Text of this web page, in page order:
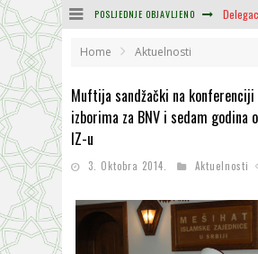
POSLJEDNJE OBJAVLJENO
Home Aktuelnosti
Muftija sandžački na konferenciji
izborima za BNV i sedam godina
IZ-u
3. Oktobra 2014. Aktuelnosti